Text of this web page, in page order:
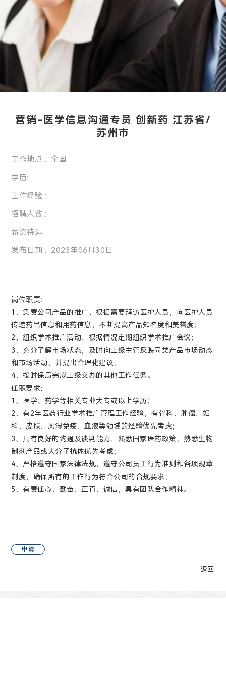
营销-医学信息沟通专员 创新药 江苏省/
苏州市
工作地点 : 全国
学历:
工作经验 :
招聘人数 :
薪资待遇:
发布日期 : 2023年06月30日
岗位职责：
1、负责公司产品的推广，根据需要拜访医护人员，向医护人员
传递药品信息和用药信息，不断提高产品知名度和美誉度；
2、组织学术推广活动，根据情况定期组织学术推广会议；
3、充分了解市场状态，及时向上级主管反映同类产品市场动态
和市场活动，并提出合理化建议；
4、按时保质完成上级交办的其他工作任务。
任职要求：
1、医学、药学等相关专业大专或以上学历；
2、有2年医药行业学术推广管理工作经验，有骨科、肿瘤、妇
科、皮肤、风湿免疫、血液等领域的经验优先考虑；
3、具有良好的沟通及谈判能力，熟悉国家医药政策；熟悉生物
制剂产品或大分子抗体优先考虑；
4、严格遵守国家法律法规，遵守公司员工行为准则和各项规章
制度，确保所有的工作行为符合公司的合规要求；
5、有责任心、勤奋、正直、诚信，具有团队合作精神。
申请
返回